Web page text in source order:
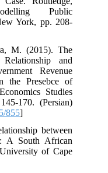
Public
York, pp. 208-
M. (2015). The
and
Revenue
the Presebce of
Studies
170. (Persian)
855]
between
A South African
of Cape